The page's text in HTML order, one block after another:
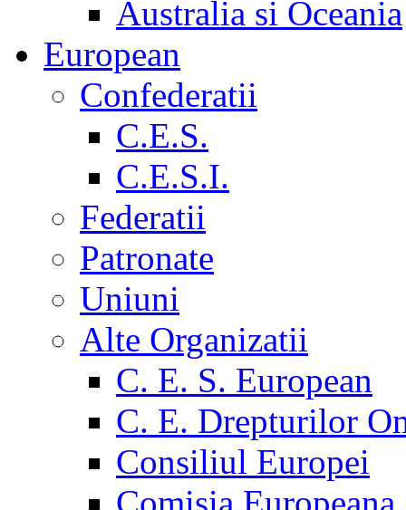
Australia si Oceania
European
Confederatii
C.E.S.
C.E.S.I.
Federatii
Patronate
Uniuni
Alte Organizatii
C. E. S. European
C. E. Drepturilor
Consiliul Europei
Comisia Europeana